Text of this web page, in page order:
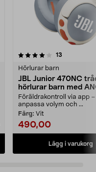
13
Hörlurar barn
JBL Junior 470NC
hörlurar barn med
Föräldrakontroll via app –
anpassa volym och ...
Färg: Vit
490,00
Lägg i varukorg
4.5 av 5 stjärnor